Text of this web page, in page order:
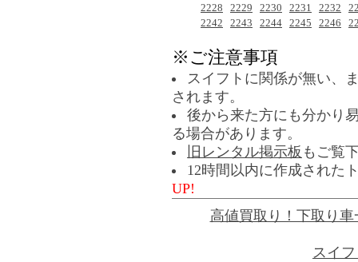
2228
2229 2230 2231 2232
2242
2243 2244 2245 2246
※ご注意事項
スイフトに関係が無い、
されます。
後から来た方にも分かり
る場合があります。
旧レンタル掲示板 もご覧
12時間以内に作成された
UP!
高値買取り！下取り車
スイ